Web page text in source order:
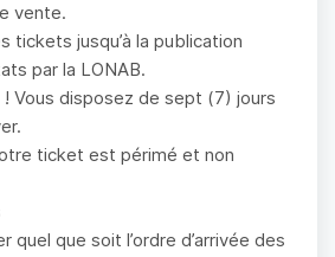
vente.
tickets jusqu’à la publication
par la LONAB.
! Vous disposez de sept (7) jours
ticket est périmé et non
quel que soit l’ordre d’arrivée des